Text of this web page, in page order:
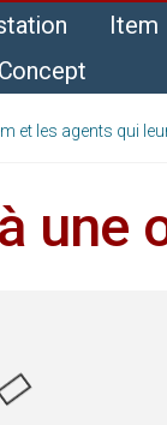
Item
Concept
et les agents qui
une